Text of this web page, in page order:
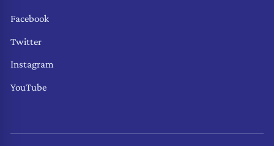
Facebook
Twitter
Instagram
YouTube